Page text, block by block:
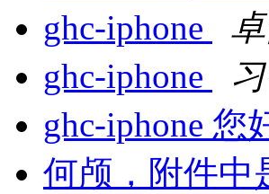
ghc-iphone
ghc-iphone
ghc-iphone 您
何颅，附件中